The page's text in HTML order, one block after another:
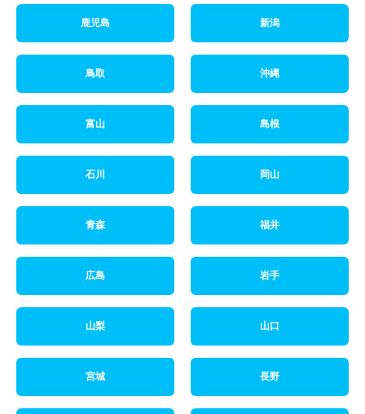
鹿児島 新潟
鳥取 沖縄
富山 島根
石川 岡山
青森 福井
広島 岩手
山梨 山口
宮城 長野